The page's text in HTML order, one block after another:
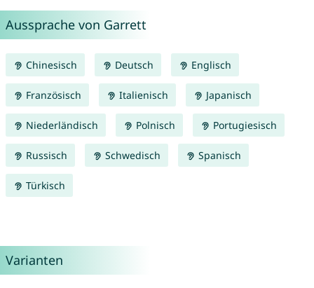
Aussprache von Garrett
Chinesisch Deutsch Englisch
Französisch Italienisch Japanisch
Niederländisch Polnisch Portugiesisch
Russisch Schwedisch Spanisch
Türkisch
Varianten